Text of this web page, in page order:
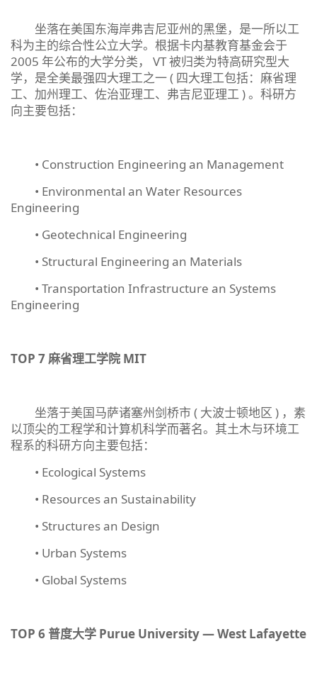
坐落在美国东海岸弗吉尼亚州的黑堡，是一所以工
科为主的综合性公立大学。根据卡内基教育基金会于
2005 年公布的大学分类， VT 被归类为特高研究型大
学，是全美最强四大理工之一 ( 四大理工包括：麻省理
工、加州理工、佐治亚理工、弗吉尼亚理工 ) 。科研方
向主要包括：
• Construction Engineering an Management
• Environmental an Water Resources
Engineering
• Geotechnical Engineering
• Structural Engineering an Materials
• Transportation Infrastructure an Systems
Engineering
TOP 7麻省理工学院 MIT
坐落于美国马萨诸塞州剑桥市 ( 大波士顿地区 ) ，素
以顶尖的工程学和计算机科学而著名。其土木与环境工
程系的科研方向主要包括：
• Ecological Systems
• Resources an Sustainability
• Structures an Design
• Urban Systems
• Global Systems
TOP 6 普度大学 Purue University—West Lafayette